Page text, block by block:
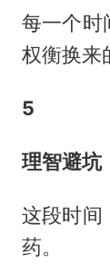
每一个时
权衡换来
5
理智避坑
这段时间
药。